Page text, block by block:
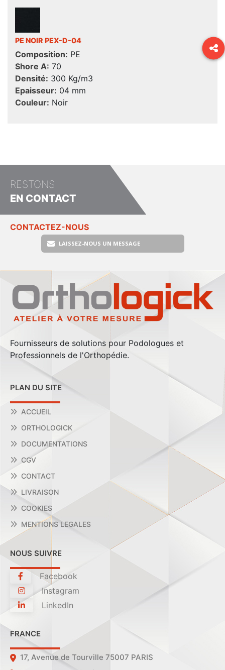
PE NOIR PEX-D-04
Composition: PE
Shore A: 70
Densité: 300 Kg/m3
Epaisseur: 04 mm
Couleur: Noir
RESTONS
EN CONTACT
CONTACTEZ-NOUS
LAISSEZ-NOUS UN MESSAGE
Fournisseurs de solutions pour Podologues et
Professionnels de l'Orthopédie.
PLAN DU SITE
ACCUEIL
ORTHOLOGICK
DOCUMENTATIONS
CGV
CONTACT
LIVRAISON
COOKIES
MENTIONS LEGALES
NOUS SUIVRE
Facebook
Instagram
LinkedIn
FRANCE
17, Avenue de Tourville 75007 PARIS